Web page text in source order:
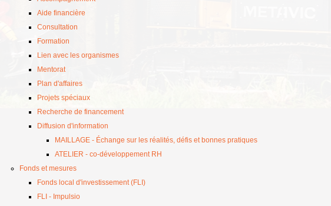
Aide financière
Consultation
Formation
Lien avec les organismes
Mentorat
Plan d'affaires
Projets spéciaux
Recherche de financement
Diffusion d'information
MAILLAGE - Échange sur les réalités, défis et bonnes pratiques
ATELIER - co-développement RH
Fonds et mesures
Fonds local d'investissement (FLI)
FLI - Impulsio